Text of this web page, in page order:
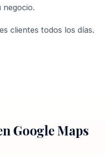
negocio.
clientes todos los días.
Google Maps